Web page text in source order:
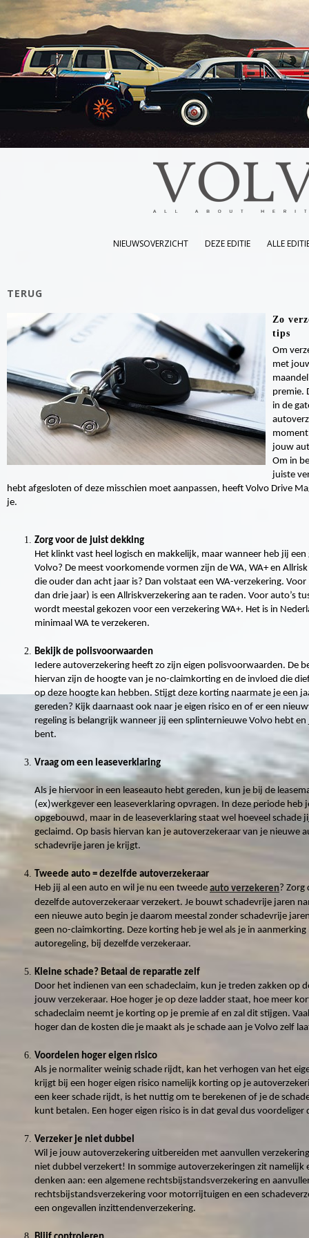
NIEUWSOVERZICHT DEZE EDITIE ALLE
TERUG
Zo
tips
Om
met
premie.
in de
jouw
Om in
juiste
hebt afgesloten of deze misschien moet aanpassen, heeft Volvo Drive
je.
Zorg voor de juist dekking
Het klinkt vast heel logisch en makkelijk, maar wanneer heb jij
Volvo? De meest voorkomende vormen zijn de WA, WA+ en
die ouder dan acht jaar is? Dan volstaat een WA-verzekering.
dan drie jaar) is een Allriskverzekering aan te raden. Voor auto’s
wordt meestal gekozen voor een verzekering WA+. Het is in
minimaal WA te verzekeren.
Bekijk de polisvoorwaarden
Iedere autoverzekering heeft zo zijn eigen polisvoorwaarden. De
hiervan zijn de hoogte van je no-claimkorting en de invloed die
op deze hoogte kan hebben. Stijgt deze korting naarmate je een
gereden? Kijk daarnaast ook naar je eigen risico en of er een
regeling is belangrijk wanneer jij een splinternieuwe Volvo hebt en
bent.
Vraag om een leaseverklaring
Als je hiervoor in een leaseauto hebt gereden, kun je bij de
(ex)werkgever een leaseverklaring opvragen. In deze periode heb
opgebouwd, maar in de leaseverklaring staat wel hoeveel schade
geclaimd. Op basis hiervan kan je autoverzekeraar van je nieuwe
schadevrije jaren je krijgt.
Tweede auto = dezelfde autoverzekeraar
Heb jij al een auto en wil je nu een tweede auto verzekeren? Zorg
dezelfde autoverzekeraar verzekert. Je bouwt schadevrije jaren
een nieuwe auto begin je daarom meestal zonder schadevrije
geen no-claimkorting. Deze korting heb je wel als je in
autoregeling, bij dezelfde verzekeraar.
Kleine schade? Betaal de reparatie zelf
Door het indienen van een schadeclaim, kun je treden zakken op
jouw verzekeraar. Hoe hoger je op deze ladder staat, hoe meer
schadeclaim neemt je korting op je premie af en zal dit stijgen.
hoger dan de kosten die je maakt als je schade aan je Volvo zelf
Voordelen hoger eigen risico
Als je normaliter weinig schade rijdt, kan het verhogen van het
krijgt bij een hoger eigen risico namelijk korting op je
een keer schade rijdt, is het nuttig om te berekenen of je de
kunt betalen. Een hoger eigen risico is in dat geval dus voordeliger
Verzeker je niet dubbel
Wil je jouw autoverzekering uitbereiden met aanvullen
niet dubbel verzekert! In sommige autoverzekeringen zit namelijk
denken aan: een algemene rechtsbijstandsverzekering en
rechtsbijstandsverzekering voor motorrijtuigen en een
een ongevallen inzittendenverzekering.